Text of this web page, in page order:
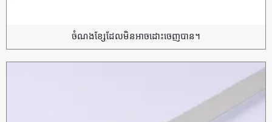
ចំណងខ្សែដែលមិនអាចដោះចេញបាន។